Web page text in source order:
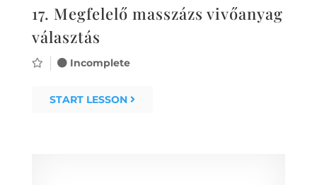
17. Megfelelő masszázs vivőanyag
választás
Incomplete
START LESSON